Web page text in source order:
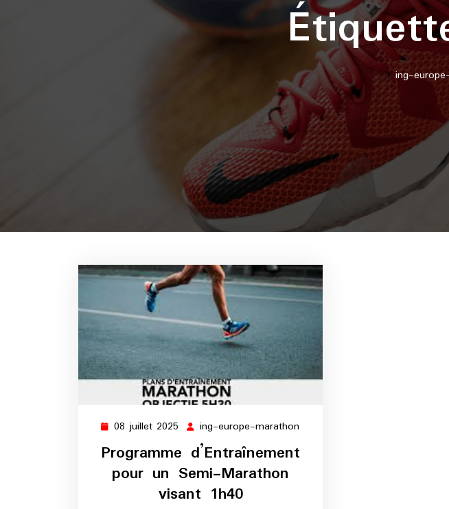
ing-
08 juillet 2025 08
juillet
2025
ing-europe-marathon
Programme d’Entraînement
pour un Semi-Marathon
visant 1h40